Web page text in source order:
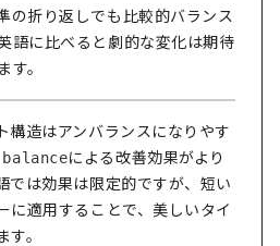
の折り返しでも比較的バランス
語に比べると劇的な変化は期待
す。
構造はアンバランスになりやす
による改善効果がより
では効果は限定的ですが、短い
に適用することで、美しいタイ
。